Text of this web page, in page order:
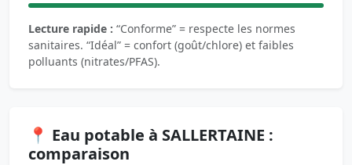
Lecture rapide : “Conforme” = respecte les normes
sanitaires. “Idéal” = confort (goût/chlore) et faibles
polluants (nitrates/PFAS).
📍 Eau potable à SALLERTAINE :
comparaison